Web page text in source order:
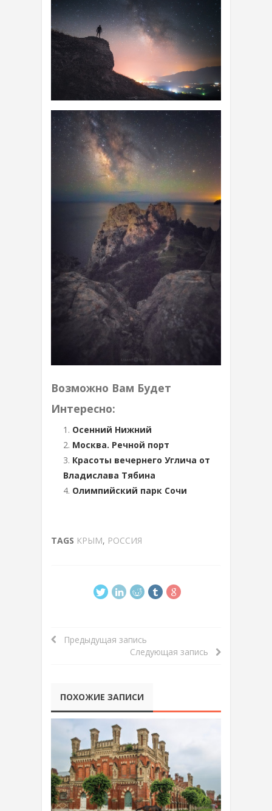
Возможно Вам Будет
Интересно:
Осенний Нижний
Москва. Речной порт
Красоты вечернего Углича от
Владислава Тябина
Олимпийский парк Сочи
TAGS КРЫМ, РОССИЯ
Предыдущая запись
Следующая запись
ПОХОЖИЕ ЗАПИСИ